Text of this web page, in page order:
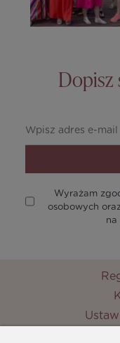
Dopisz
Wyrażam
osobowych
na